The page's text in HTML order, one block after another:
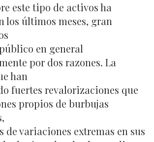
este tipo de activos ha
los últimos meses, gran
en general
por dos razones. La
han
fuertes revalorizaciones que
propios de burbujas
de variaciones extremas en sus